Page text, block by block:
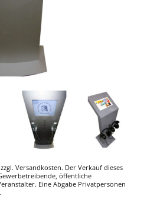
zzgl. Versandkosten. Der Verkauf dieses
öffentliche
Eine Abgabe Privatpersonen